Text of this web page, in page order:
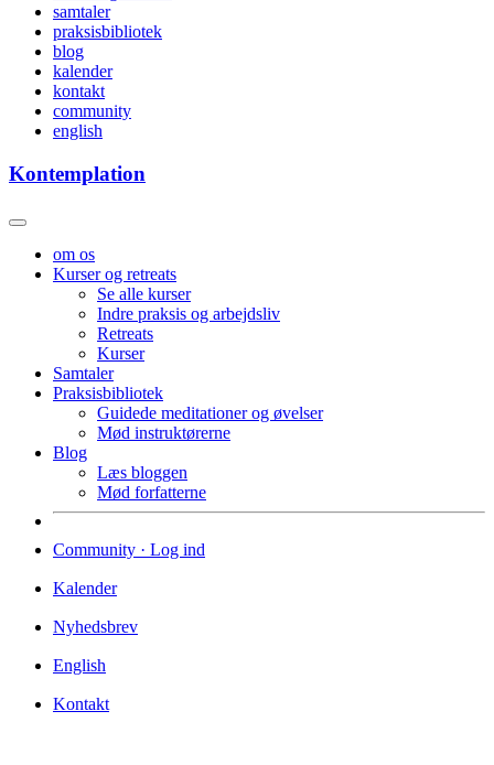
samtaler
praksisbibliotek
blog
kalender
kontakt
community
english
Kontemplation
om os
Kurser og retreats
Se alle kurser
Indre praksis og arbejdsliv
Retreats
Kurser
Samtaler
Praksisbibliotek
Guidede meditationer og øvelser
Mød instruktørerne
Blog
Læs bloggen
Mød forfatterne
Community · Log ind
Kalender
Nyhedsbrev
English
Kontakt